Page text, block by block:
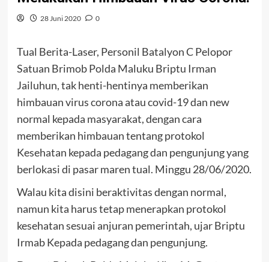
28 Juni 2020 0
Tual Berita-Laser, Personil Batalyon C Pelopor
Satuan Brimob Polda Maluku Briptu Irman
Jailuhun, tak henti-hentinya memberikan
himbauan virus corona atau covid-19 dan new
normal kepada masyarakat, dengan cara
memberikan himbauan tentang protokol
Kesehatan kepada pedagang dan pengunjung yang
berlokasi di pasar maren tual. Minggu 28/06/2020.
Walau kita disini beraktivitas dengan normal,
namun kita harus tetap menerapkan protokol
kesehatan sesuai anjuran pemerintah, ujar Briptu
Irmab Kepada pedagang dan pengunjung.